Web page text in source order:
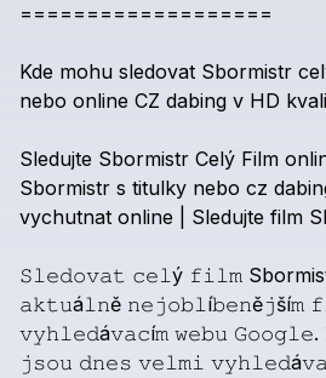
===================
Kde mohu sledovat Sbormistr
nebo online CZ dabing v HD
Sledujte Sbormistr Celý Film
Sbormistr s titulky nebo cz
vychutnat online Sledujte film
𝚂𝚕𝚎𝚍𝚘𝚟𝚊𝚝 𝚌𝚎𝚕ý 𝚏𝚒𝚕𝚖
𝚊𝚔𝚝𝚞á𝚕𝚗ě 𝚗𝚎𝚓𝚘𝚋𝚕í𝚋𝚎𝚗ě𝚓ší𝚖
𝚟𝚢𝚑𝚕𝚎𝚍á𝚟𝚊𝚌í𝚖 𝚠𝚎𝚋𝚞 𝙶𝚘𝚘𝚐𝚕𝚎.
𝚓𝚜𝚘𝚞 𝚍𝚗𝚎𝚜 𝚟𝚎𝚕𝚖𝚒